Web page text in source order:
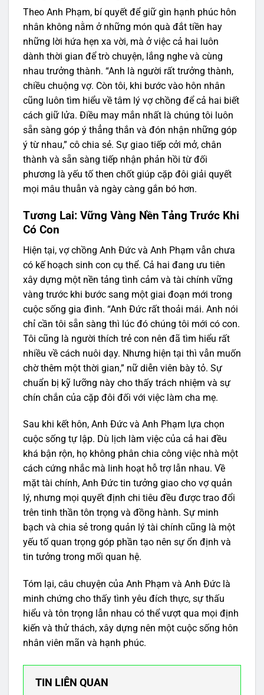
Theo Anh Phạm, bí quyết để giữ gìn hạnh phúc hôn
nhân không nằm ở những món quà đắt tiền hay
những lời hứa hẹn xa vời, mà ở việc cả hai luôn
dành thời gian để trò chuyện, lắng nghe và cùng
nhau trưởng thành. “Anh là người rất trưởng thành,
chiều chuộng vợ. Còn tôi, khi bước vào hôn nhân
cũng luôn tìm hiểu về tâm lý vợ chồng để cả hai biết
cách giữ lửa. Điều may mắn nhất là chúng tôi luôn
sẵn sàng góp ý thẳng thắn và đón nhận những góp
ý từ nhau,” cô chia sẻ. Sự giao tiếp cởi mở, chân
thành và sẵn sàng tiếp nhận phản hồi từ đối
phương là yếu tố then chốt giúp cặp đôi giải quyết
mọi mâu thuẫn và ngày càng gắn bó hơn.
Tương Lai: Vững Vàng Nền Tảng Trước Khi
Có Con
Hiện tại, vợ chồng Anh Đức và Anh Phạm vẫn chưa
có kế hoạch sinh con cụ thể. Cả hai đang ưu tiên
xây dựng một nền tảng tình cảm và tài chính vững
vàng trước khi bước sang một giai đoạn mới trong
cuộc sống gia đình. “Anh Đức rất thoải mái. Anh nói
chỉ cần tôi sẵn sàng thì lúc đó chúng tôi mới có con.
Tôi cũng là người thích trẻ con nên đã tìm hiểu rất
nhiều về cách nuôi dạy. Nhưng hiện tại thì vẫn muốn
chờ thêm một thời gian,” nữ diễn viên bày tỏ. Sự
chuẩn bị kỹ lưỡng này cho thấy trách nhiệm và sự
chín chắn của cặp đôi đối với việc làm cha mẹ.
Sau khi kết hôn, Anh Đức và Anh Phạm lựa chọn
cuộc sống tự lập. Dù lịch làm việc của cả hai đều
khá bận rộn, họ không phân chia công việc nhà một
cách cứng nhắc mà linh hoạt hỗ trợ lẫn nhau. Về
mặt tài chính, Anh Đức tin tưởng giao cho vợ quản
lý, nhưng mọi quyết định chi tiêu đều được trao đổi
trên tinh thần tôn trọng và đồng hành. Sự minh
bạch và chia sẻ trong quản lý tài chính cũng là một
yếu tố quan trọng góp phần tạo nên sự ổn định và
tin tưởng trong mối quan hệ.
Tóm lại, câu chuyện của Anh Phạm và Anh Đức là
minh chứng cho thấy tình yêu đích thực, sự thấu
hiểu và tôn trọng lẫn nhau có thể vượt qua mọi định
kiến và thử thách, xây dựng nên một cuộc sống hôn
nhân viên mãn và hạnh phúc.
TIN LIÊN QUAN